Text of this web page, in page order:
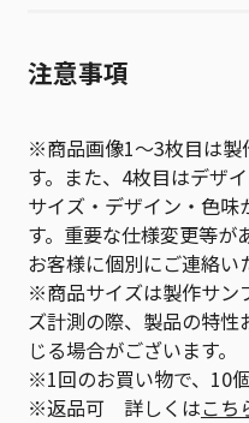
注意事項
※商品画像1～3枚目は製
す。また、4枚目はデザ
サイズ・デザイン・色味
す。重要な仕様変更等が
お客様に個別にご連絡い
※商品サイズは製作サン
ズ計測の際、製品の特
じる場合がございます。
※1回のお買い物で、10
※返品可 詳しくはこち